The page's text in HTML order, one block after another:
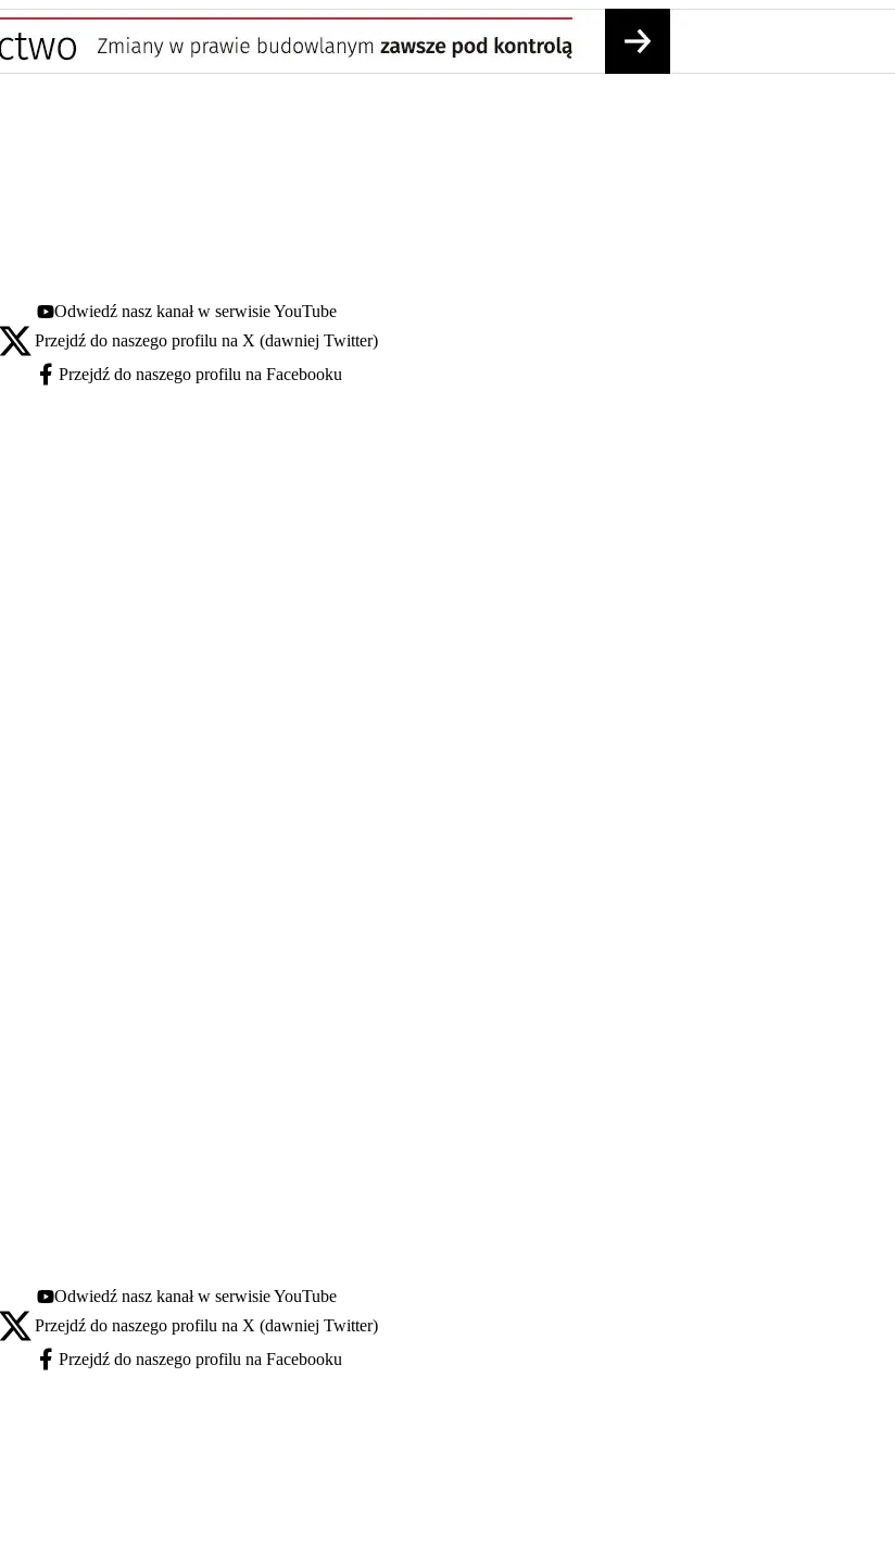
Youtube - otwiera się w nowej karcie
Odwiedź nasz kanał w serwisie YouTube
X - otwiera się w nowej karcie
Przejdź do naszego profilu na X (dawniej Twitter)
Facebook - otwiera się w nowej karcie
Przejdź do naszego profilu na Facebooku
Youtube - otwiera się w nowej karcie
Odwiedź nasz kanał w serwisie YouTube
X - otwiera się w nowej karcie
Przejdź do naszego profilu na X (dawniej Twitter)
Facebook - otwiera się w nowej karcie
Przejdź do naszego profilu na Facebooku